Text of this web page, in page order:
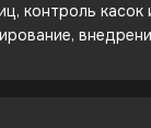
контроль